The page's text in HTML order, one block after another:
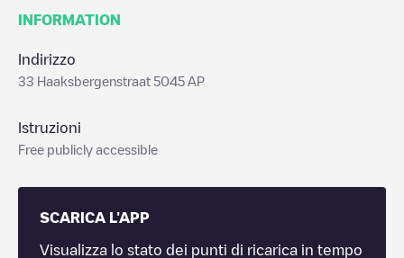
INFORMATION
Indirizzo
33 Haaksbergenstraat 5045 AP
Istruzioni
Free publicly accessible
SCARICA L'APP
Visualizza lo stato dei punti di ricarica in tempo